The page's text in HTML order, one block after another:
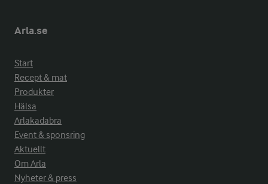
Arla.se
Start
Recept & mat
Produkter
Hälsa
Arlakadabra
Event & sponsring
Aktuellt
Om Arla
Nyheter & press